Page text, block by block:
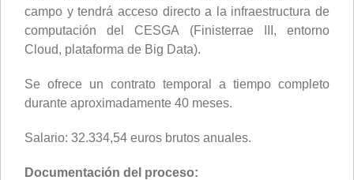
campo y tendrá acceso directo a la infraestructura de
computación del CESGA (Finisterrae III, entorno
Cloud, plataforma de Big Data).
Se ofrece un contrato temporal a tiempo completo
durante aproximadamente 40 meses.
Salario: 32.334,54 euros brutos anuales.
Documentación del proceso: